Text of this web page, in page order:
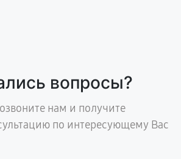
вопросы?
нам и получите
по интересующему Вас